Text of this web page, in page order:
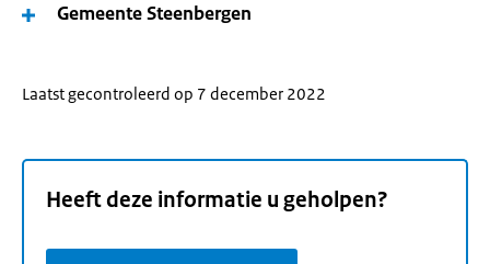
Gemeente Steenbergen
Laatst gecontroleerd op 7 december 2022
Heeft deze informatie u geholpen?